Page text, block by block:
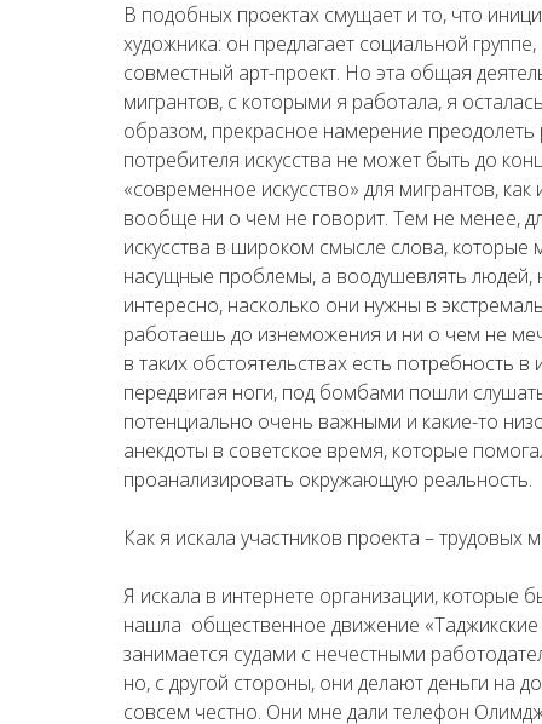
В подобных проектах смущает и то, что
художника: он предлагает социальной
совместный арт-проект. Но эта общая
мигрантов, с которыми я работала, я
образом, прекрасное намерение преодолеть
потребителя искусства не может быть до
«современное искусство» для мигрантов,
вообще ни о чем не говорит. Тем не менее,
искусства в широком смысле слова,
насущные проблемы, а воодушевлять людей,
интересно, насколько они нужны в
работаешь до изнеможения и ни о чем не
в таких обстоятельствах есть потребность
передвигая ноги, под бомбами пошли
потенциально очень важными и какие-то
анекдоты в советское время, которые
проанализировать окружающую реальность.
Как я искала участников проекта – трудовых
Я искала в интернете организации, которые
нашла общественное движение «Таджикские
занимается судами с нечестными
но, с другой стороны, они делают деньги на
совсем честно. Они мне дали телефон